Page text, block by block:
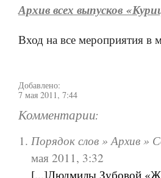
Архив всех выпусков
Вход на все мероприятия в
Добавлено:
7 мая 2011, 7:44
Комментарии:
Порядок слов » Архив »
мая 2011, 3:32
[...]Людмилы Зубовой